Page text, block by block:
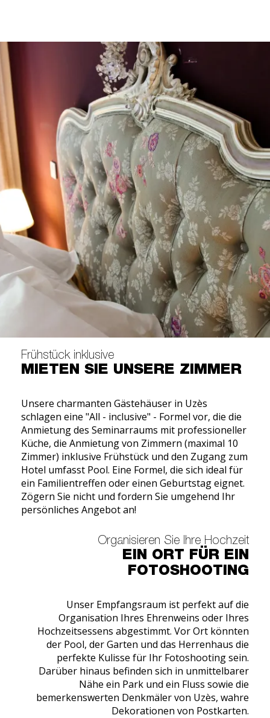
Frühstück inklusive
MIETEN SIE UNSERE ZIMMER
Unsere charmanten Gästehäuser in Uzès
schlagen eine "All - inclusive" - Formel vor, die die
Anmietung des Seminarraums mit professioneller
Küche, die Anmietung von Zimmern (maximal 10
Zimmer) inklusive Frühstück und den Zugang zum
Hotel umfasst Pool. Eine Formel, die sich ideal für
ein Familientreffen oder einen Geburtstag eignet.
Zögern Sie nicht und fordern Sie umgehend Ihr
persönliches Angebot an!
Organisieren Sie Ihre Hochzeit
EIN ORT FÜR EIN
FOTOSHOOTING
Unser Empfangsraum ist perfekt auf die
Organisation Ihres Ehrenweins oder Ihres
Hochzeitsessens abgestimmt. Vor Ort könnten
der Pool, der Garten und das Herrenhaus die
perfekte Kulisse für Ihr Fotoshooting sein.
Darüber hinaus befinden sich in unmittelbarer
Nähe ein Park und ein Fluss sowie die
bemerkenswerten Denkmäler von Uzès, wahre
Dekorationen von Postkarten.